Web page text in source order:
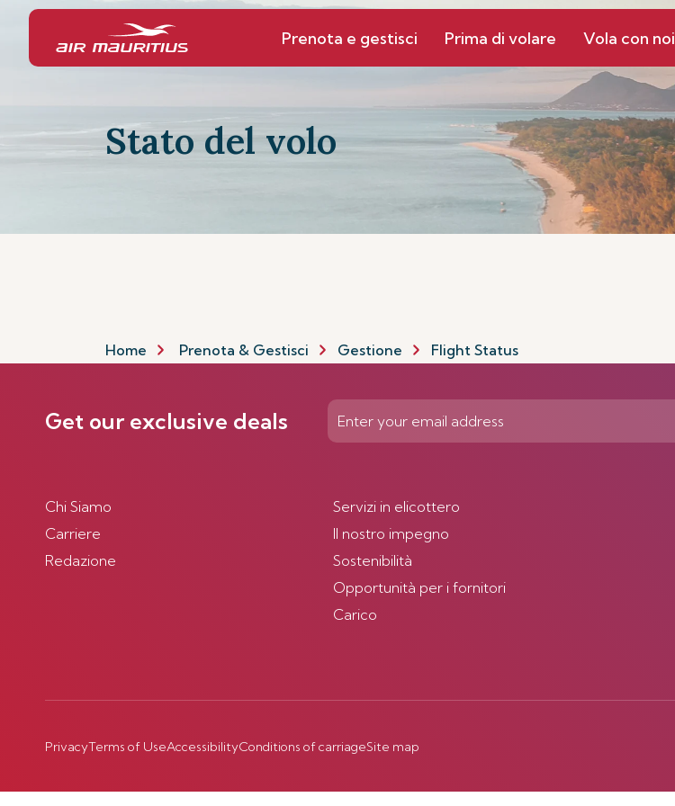
Prenota e gestisci Prima di volare Vola con noi
Stato del volo
Home Prenota & Gestisci Gestione Flight Status
Get our exclusive deals
Chi Siamo
Carriere
Redazione
Servizi in elicottero
Il nostro impegno
Sostenibilità
Opportunità per i fornitori
Carico
PrivacyTerms of UseAccessibilityConditions of carriageSite map